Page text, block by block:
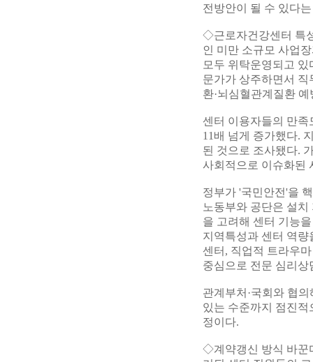
전방안이 될 수 있다
◇근로자건강센터 특
인 미만 소규모 사업
모두 위탁운영되고
문가가 상주하면서
환·뇌심혈관계질환
센터 이용자들의 만족
11배 넘게 증가했다.
된 것으로 조사됐다.
사회적으로 이슈화된
정부가 '국민안전'을
노동부와 공단은 설
을 고려해 센터 기능
지역특성과 센터 역
센터, 직업적 트라우
중심으로 전문 심리
관계부처·국회와 협
있는 수준까지 점진
정이다.
◇계약갱신 방식 바꾼